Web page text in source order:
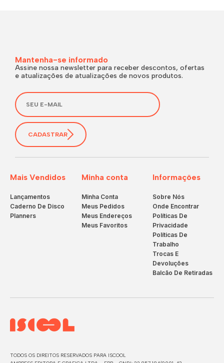
Mais Vendidos
Lançamentos
Caderno De Disco
Planners
Minha conta
Minha Conta
Meus Pedidos
Meus Endereços
Meus Favoritos
Informações
Sobre Nós
Onde Encontrar
Políticas De
Privacidade
Políticas De
Trabalho
Trocas E
Devoluções
Balcão De Retiradas
Mantenha-se informado
Assine nossa newsletter para receber descontos, ofertas
e atualizações de atualizações de novos produtos.
CADASTRAR
TODOS OS DIREITOS RESERVADOS PARA ISCOOL